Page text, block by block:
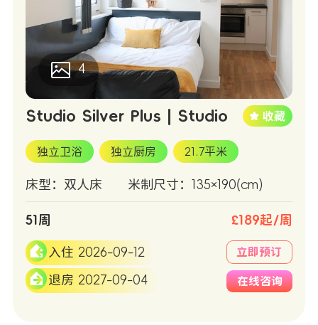
4
Studio Silver Plus | Studio
独立卫浴 独立厨房 21.7平米
床型：双人床 米制尺寸：135×190(cm)
51周 £189起/周
入住 2026-09-12
退房 2027-09-04
立即预订
在线咨询